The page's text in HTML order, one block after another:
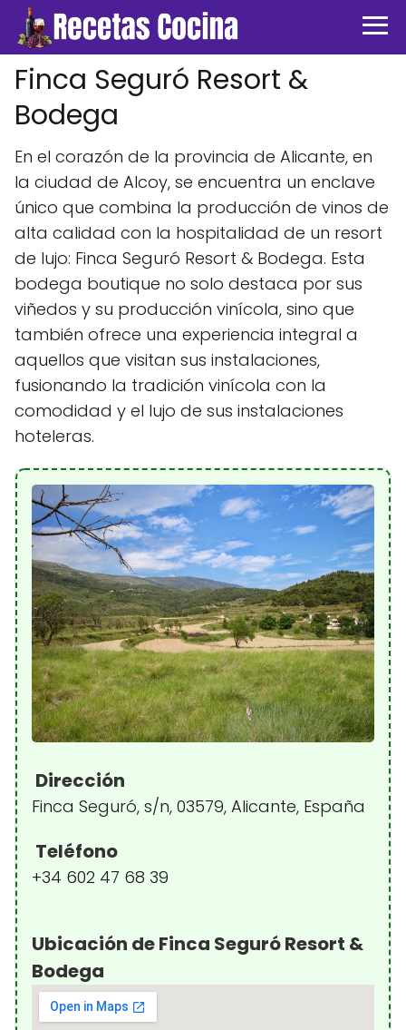
Finca Seguró Resort &
Bodega
En el corazón de la provincia de Alicante, en
la ciudad de Alcoy, se encuentra un enclave
único que combina la producción de vinos de
alta calidad con la hospitalidad de un resort
de lujo: Finca Seguró Resort & Bodega. Esta
bodega boutique no solo destaca por sus
viñedos y su producción vinícola, sino que
también ofrece una experiencia integral a
aquellos que visitan sus instalaciones,
fusionando la tradición vinícola con la
comodidad y el lujo de sus instalaciones
hoteleras.
Dirección
Finca Seguró, s/n, 03579, Alicante, España
Teléfono
+34 602 47 68 39
Ubicación de Finca Seguró Resort &
Bodega